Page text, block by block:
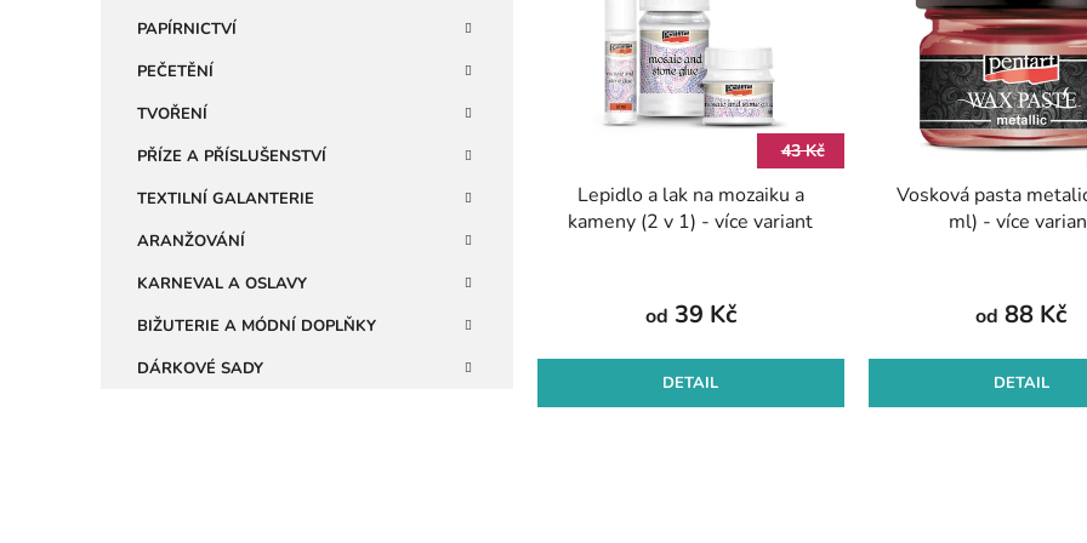
PAPÍRNICTVÍ
PEČETĚNÍ
TVOŘENÍ
PŘÍZE A PŘÍSLUŠENSTVÍ
TEXTILNÍ GALANTERIE
ARANŽOVÁNÍ
KARNEVAL A OSLAVY
BIŽUTERIE A MÓDNÍ DOPLŇKY
DÁRKOVÉ SADY
43 Kč
Lepidlo a lak na mozaiku a
kameny (2 v 1) - více variant
od 39 Kč
DETAIL
Vosková pasta
ml) - více
od 88 Kč
DETAIL